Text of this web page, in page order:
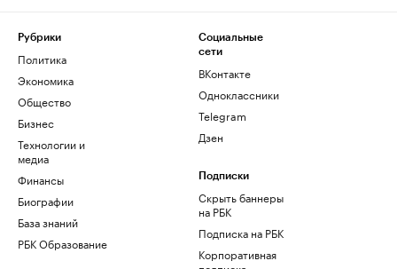
Рубрики
Политика
Экономика
Общество
Бизнес
Технологии и
медиа
Финансы
Биографии
База знаний
РБК Образование
Социальные
сети
ВКонтакте
Одноклассники
Telegram
Дзен
Подписки
Скрыть баннеры
на РБК
Подписка на РБК
Корпоративная